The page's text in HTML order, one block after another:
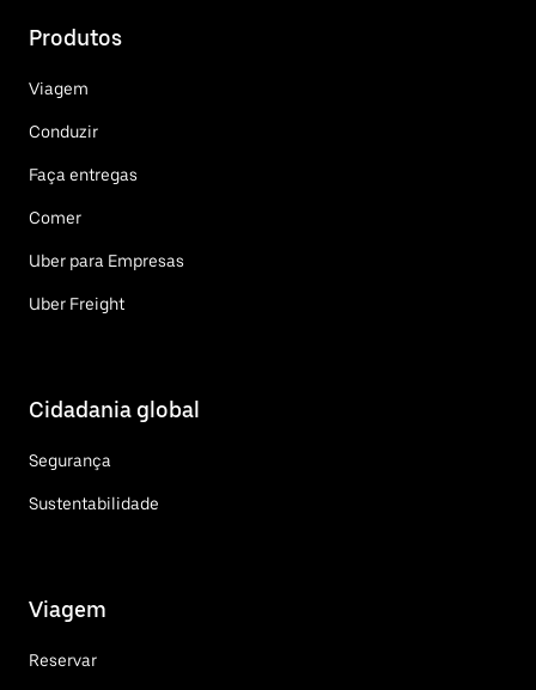
Produtos
Viagem
Conduzir
Faça entregas
Comer
Uber para Empresas
Uber Freight
Cidadania global
Segurança
Sustentabilidade
Viagem
Reservar